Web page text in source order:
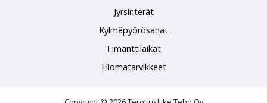
Jyrsinterät
Kylmäpyörösahat
Timanttilaikat
Hiomatarvikkeet